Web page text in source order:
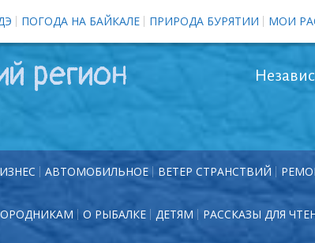
ПОГОДА НА БАЙКАЛЕ ПРИРОДА БУРЯТИИ МОИ
регион
АВТОМОБИЛЬНОЕ ВЕТЕР СТРАНСТВИЙ
О РЫБАЛКЕ ДЕТЯМ РАССКАЗЫ ДЛЯ